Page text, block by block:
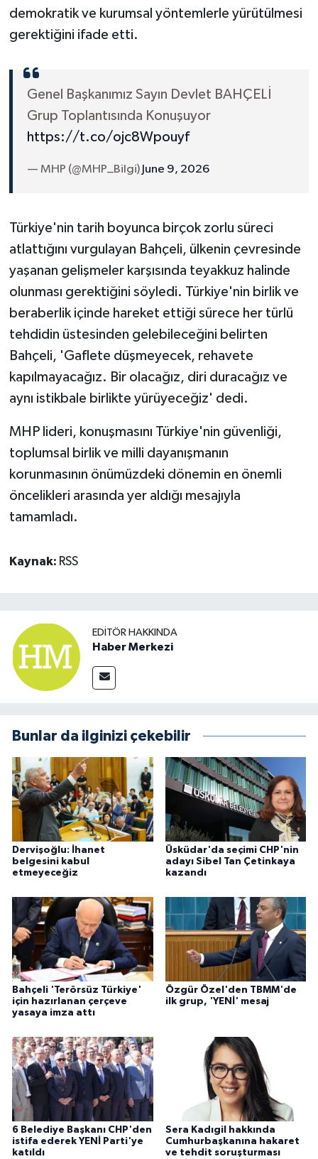
demokratik ve kurumsal yöntemlerle yürütülmesi
gerektiğini ifade etti.
Genel Başkanımız Sayın Devlet BAHÇELİ
Grup Toplantısında Konuşuyor
https://t.co/ojc8Wpouyf
— MHP (@MHP_Bilgi) June 9, 2026
Türkiye'nin tarih boyunca birçok zorlu süreci
atlattığını vurgulayan Bahçeli, ülkenin çevresinde
yaşanan gelişmeler karşısında teyakkuz halinde
olunması gerektiğini söyledi. Türkiye'nin birlik ve
beraberlik içinde hareket ettiği sürece her türlü
tehdidin üstesinden gelebileceğini belirten
Bahçeli, 'Gaflete düşmeyecek, rehavete
kapılmayacağız. Bir olacağız, diri duracağız ve
aynı istikbale birlikte yürüyeceğiz' dedi.
MHP lideri, konuşmasını Türkiye'nin güvenliği,
toplumsal birlik ve milli dayanışmanın
korunmasının önümüzdeki dönemin en önemli
öncelikleri arasında yer aldığı mesajıyla
tamamladı.
Kaynak: RSS
EDITÖR HAKKINDA
Haber Merkezi
Bunlar da ilginizi çekebilir
Dervişoğlu: İhanet
belgesini kabul
etmeyeceğiz
Üsküdar'da seçimi CHP'nin
adayı Sibel Tan Çetinkaya
kazandı
Bahçeli 'Terörsüz Türkiye'
için hazırlanan çerçeve
yasaya imza attı
Özgür Özel'den TBMM'de
ilk grup, 'YENİ' mesaj
6 Belediye Başkanı CHP'den
istifa ederek YENİ Parti'ye
katıldı
Sera Kadıgil hakkında
Cumhurbaşkanına hakaret
ve tehdit soruşturması